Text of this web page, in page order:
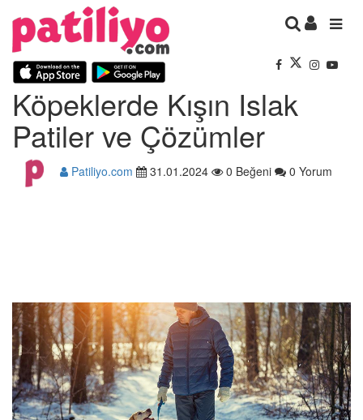
Köpeklerde Kışın Islak
Patiler ve Çözümler
Patiliyo.com 31.01.2024 0 Beğeni 0 Yorum